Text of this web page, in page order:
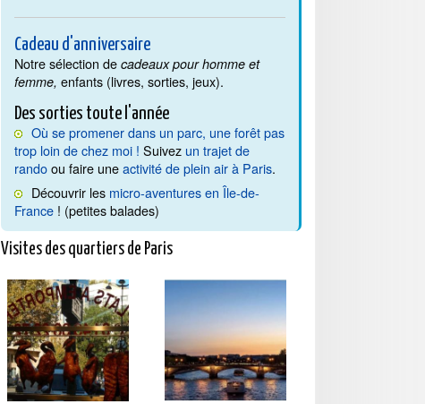
Cadeau d'anniversaire
Notre sélection decadeaux pour homme et
femme, enfants (livres, sorties, jeux).
Des sorties toute l'année
Où se promener dans un parc, une forêt pas
trop loin de chez moi ! Suivez un trajet de
randoou faire uneactivité de plein air à Paris.
Découvrir les micro-aventures en Île-de-
France ! (petites balades)
Visites des quartiers de Paris